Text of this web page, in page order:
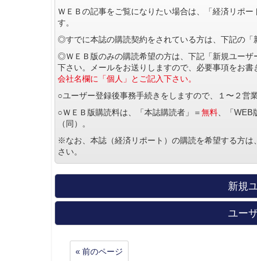
ＷＥＢの記事をご覧になりたい場合は、「経済リポ
す。
◎すでに本誌の購読契約をされている方は、下記の「
◎ＷＥＢ版のみの購読希望の方は、下記「新規ユーザ
下さい。メールをお送りしますので、必要事項をお書
会社名欄に「個人」とご記入下さい。
○ユーザー登録後事務手続きをしますので、１〜２営
○ＷＥＢ版購読料は、「本誌購読者」＝ 無料 、「WEB
（同）。
※なお、本誌（経済リポート）の購読を希望する方は
さい。
新規
ユー
« 前のページ